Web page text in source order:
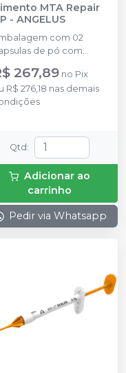
MTA Repair
- ANGELUS
com 02
de pó com
de líquido
267,89 no Pix
R$ 276,18 nas demais
Qtd :
Adicionar ao
carrinho
Pedir via Whatsapp